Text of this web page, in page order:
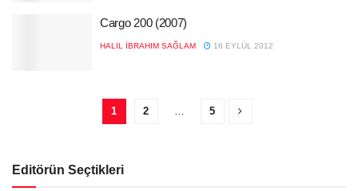
Cargo 200 (2007)
HALIL İBRAHIM SAĞLAM 16 EYLÜL 2012
1 2 … 5
Editörün Seçtikleri